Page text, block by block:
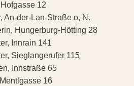
12
der-Lan-Straße o, N.
Hungerburg-Hötting 28
Innrain 141
Sieglangerufer 115
Innstraße 65
16